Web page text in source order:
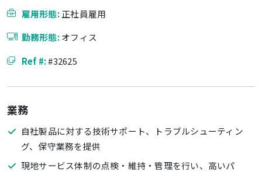
雇用形態:正社員雇用
勤務形態:オフィス
Ref #:#32625
業務
自社製品に対する技術サポート、トラブルシューティン
グ、保守業務を提供
現地サービス体制の点検・維持・管理を行い、高いパ